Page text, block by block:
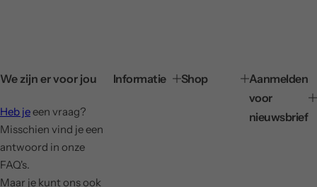
We zijn er voor jou
Heb jeeen vraag?
Misschien vind je een
antwoord in onze
FAQ's.
Maar je kunt ons ook
Informatie Shop
Aanmelden
voor
nieuwsbrief